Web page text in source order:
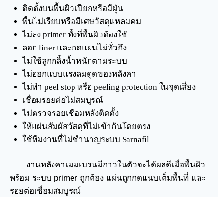
ติดตั้งบนพื้นผิวเปียกหรือมีฝุ่น
พื้นไม่เรียบหรือมีเศษวัสดุแหลมคม
ไม่ลง primer ทั้งที่พื้นผิวต้องใช้
ลอก liner และกดแผ่นไม่ทั่วถึง
ไม่ใช้ลูกกลิ้งน้ำหนักตามระบบ
ไม่ออกแบบแรงลมดูดของหลังคา
ไม่ทำ peel stop หรือ peeling protection ในจุดเสี่ยง
เชื่อมรอยต่อไม่สมบูรณ์
ไม่ตรวจรอยเชื่อมหลังติดตั้ง
ให้แผ่นสัมผัสวัสดุที่ไม่เข้ากันโดยตรง
ใช้ทีมงานที่ไม่ชำนาญระบบ Sarnafil
งานหลังคาเมมเบรนมีกาวในตัวจะได้ผลดีเมื่อพื้นผิว
พร้อม ระบบ primer ถูกต้อง แผ่นถูกกดแนบเต็มพื้นที่ และ
รอยต่อเชื่อมสมบูรณ์